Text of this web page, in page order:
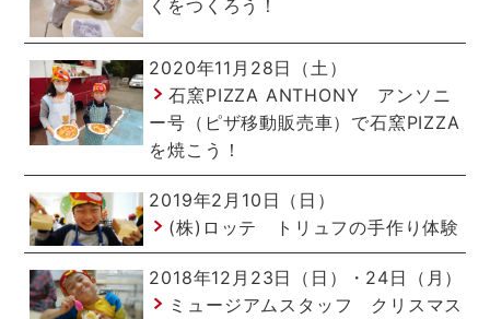
くをつくろう！
2020年11月28日（土）
石窯PIZZA ANTHONY アンソニ
ー号（ピザ移動販売車）で石窯PIZZA
を焼こう！
2019年2月10日（日）
(株)ロッテ トリュフの手作り体験
2018年12月23日（日）・24日（月）
ミュージアムスタッフ クリスマス